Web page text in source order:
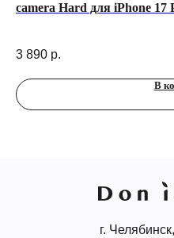
camera Hard для iPhone 17
3 890 р.
В
г.